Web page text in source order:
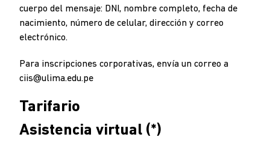
cuerpo del mensaje: DNI, nombre completo, fecha de
nacimiento, número de celular, dirección y correo
electrónico.
Para inscripciones corporativas, envía un correo a
ciis@ulima.edu.pe
Tarifario
Asistencia virtual (*)